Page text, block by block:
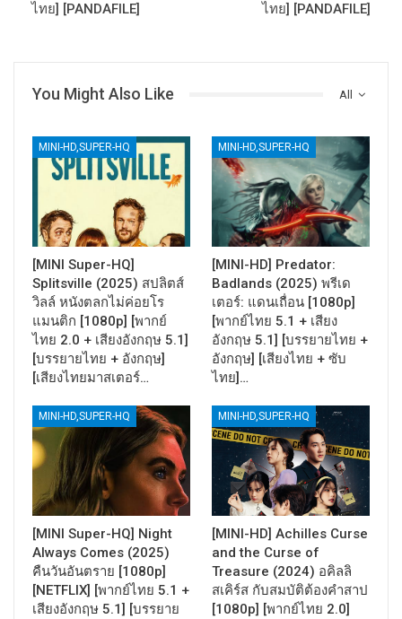
ไทย] [PANDAFILE]
ไทย] [PANDAFILE]
All
You Might Also Like
MINI-HD,SUPER-HQ
[MINI Super-HQ]
Splitsville (2025) สปลิตส์
วิลล์ หนังตลกไม่ค่อยโร
แมนติก [1080p] [พากย์
ไทย 2.0 + เสียงอังกฤษ 5.1]
[บรรยายไทย + อังกฤษ]
[เสียงไทยมาสเตอร์…
MINI-HD,SUPER-HQ
[MINI-HD] Predator:
Badlands (2025) พรีเด
เตอร์: แดนเถื่อน [1080p]
[พากย์ไทย 5.1 + เสียง
อังกฤษ 5.1] [บรรยายไทย +
อังกฤษ] [เสียงไทย + ซับ
ไทย]…
MINI-HD,SUPER-HQ
[MINI Super-HQ] Night
Always Comes (2025)
คืนวันอันตราย [1080p]
[NETFLIX] [พากย์ไทย 5.1 +
เสียงอังกฤษ 5.1] [บรรยาย
MINI-HD,SUPER-HQ
[MINI-HD] Achilles Curse
and the Curse of
Treasure (2024) อคิลลิ
สเคิร์ส กับสมบัติต้องคำสาป
[1080p] [พากย์ไทย 2.0]